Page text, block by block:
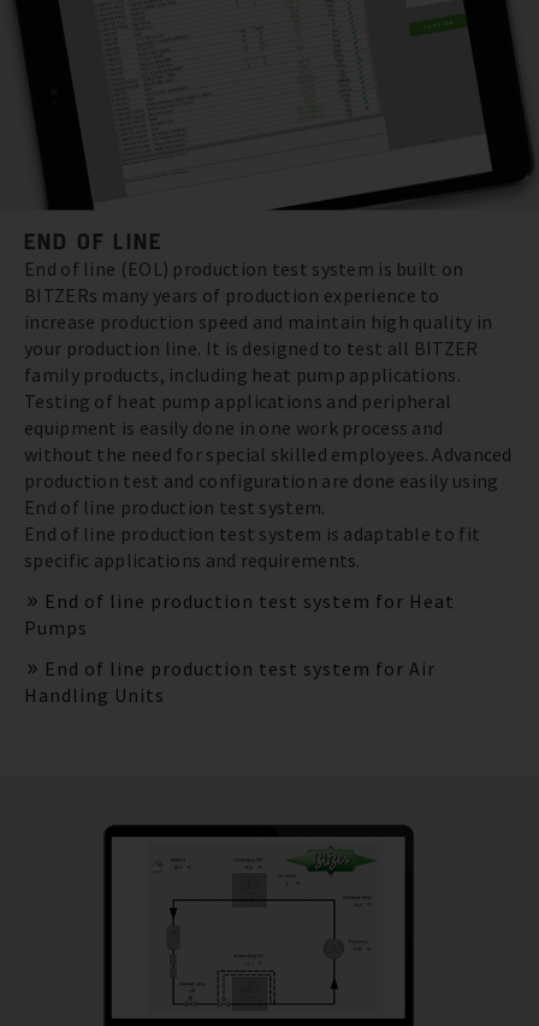
END OF LINE
End of line (EOL) production test system is built on
BITZERs many years of production experience to
increase production speed and maintain high quality in
your production line. It is designed to test all BITZER
family products, including heat pump applications.
Testing of heat pump applications and peripheral
equipment is easily done in one work process and
without the need for special skilled employees. Advanced
production test and configuration are done easily using
End of line production test system.
End of line production test system is adaptable to fit
specific applications and requirements.
End of line production test system for Heat
Pumps
End of line production test system for Air
Handling Units